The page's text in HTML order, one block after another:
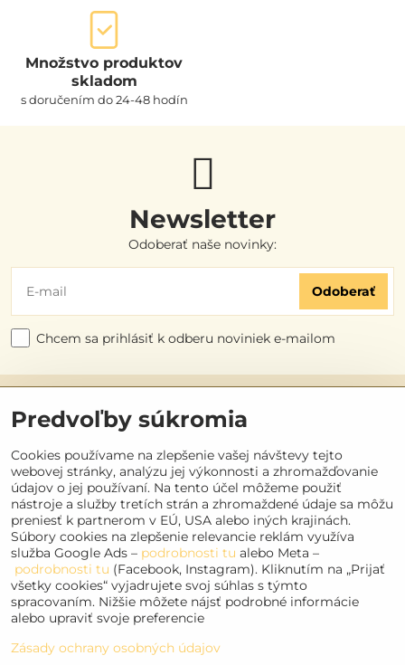
Množstvo produktov
skladom
s doručením do 24-48 hodín
Newsletter
Odoberať naše novinky:
Odoberať
Chcem sa prihlásiť k odberu noviniek e-mailom
Užitočné odkazy
Objednávky
Kontakt
Sociálne siete
Facebook
Instagram
Youtube
Predvoľby súkromia
Cookies používame na zlepšenie vašej návštevy tejto
webovej stránky, analýzu jej výkonnosti a zhromažďovanie
údajov o jej používaní. Na tento účel môžeme použiť
nástroje a služby tretích strán a zhromaždené údaje sa môžu
preniesť k partnerom v EÚ, USA alebo iných krajinách.
Súbory cookies na zlepšenie relevancie reklám využíva
služba Google Ads – podrobnosti tu alebo Meta –
podrobnosti tu (Facebook, Instagram). Kliknutím na „Prijať
všetky cookies“ vyjadrujete svoj súhlas s týmto
spracovaním. Nižšie môžete nájsť podrobné informácie
alebo upraviť svoje preferencie
Zásady ochrany osobných údajov